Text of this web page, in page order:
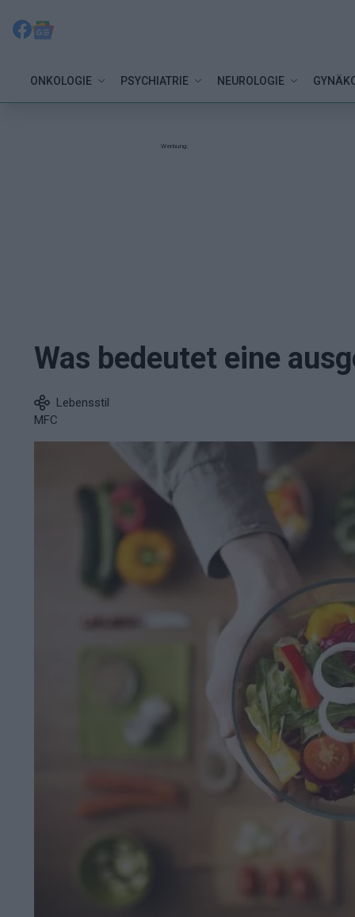
ONKOLOGIE PSYCHIATRIE NEUROLOGIE
Werbung:
Was bedeutet eine
Lebensstil
MFC